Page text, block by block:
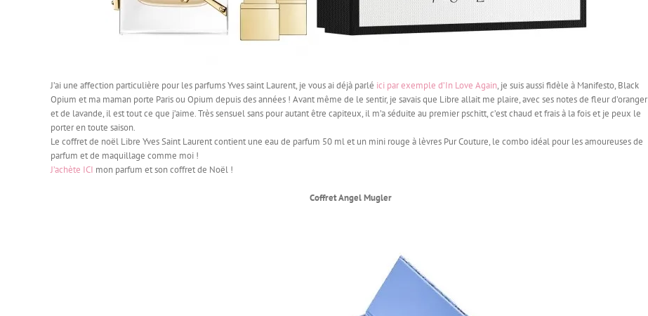
J’ai une affection particulière pour les parfums Yves saint Laurent, je vous ai déjà parlé ici par exemple d’In Love Again, je suis aussi fidèle à Manifesto, Black
Opium et ma maman porte Paris ou Opium depuis des années ! Avant même de le sentir, je savais que Libre allait me plaire, avec ses notes de fleur d’oranger
et de lavande, il est tout ce que j’aime. Très sensuel sans pour autant être capiteux, il m’a séduite au premier pschitt, c’est chaud et frais à la fois et je peux le
porter en toute saison.
Le coffret de noël Libre Yves Saint Laurent contient une eau de parfum 50 ml et un mini rouge à lèvres Pur Couture, le combo idéal pour les amoureuses de
parfum et de maquillage comme moi !
J’achète ICI mon parfum et son coffret de Noël !
Coffret Angel Mugler